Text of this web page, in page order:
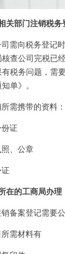
关部门注销税务
需向税务登记
查公司完税已
税务问题，需
单》。
需携带的资料：
证
、公章
在的工商局办理
备案登记需要
需材料有